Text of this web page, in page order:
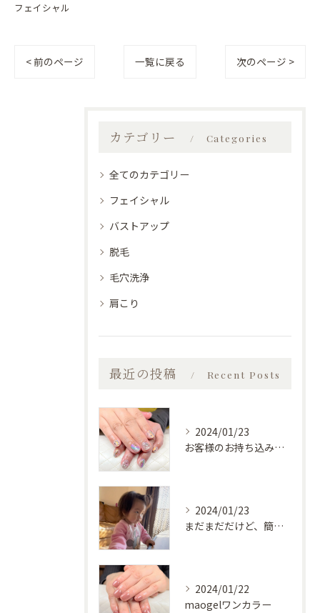
フェイシャル
< 前のページ 一覧に戻る 次のページ >
カテゴリー Categories
全てのカテゴリー
フェイシャル
バストアップ
脱毛
毛穴洗浄
肩こり
最近の投稿 Recent Posts
2024/01/23
お客様のお持ち込みデザイン
2024/01/23
まだまだだけど、簡単な物は自分で食べられるようになってきた♡
2024/01/22
maogelワンカラー